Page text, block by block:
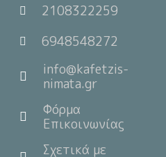
2108322259
6948548272
info@kafetzis-
nimata.gr
Φόρμα
Επικοινωνίας
Σχετικά με